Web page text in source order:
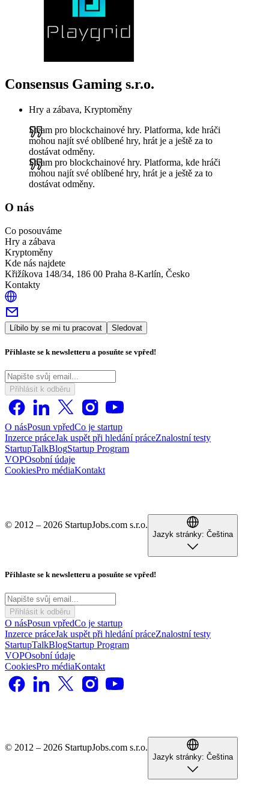
Consensus Gaming s.r.o.
Hry a zábava, Kryptoměny
Steam pro blockchainové hry. Platforma, kde hráči
mohou najít své oblíbené hry, hrát je a ještě za to
dostávat odměny.
Steam pro blockchainové hry. Platforma, kde hráči
mohou najít své oblíbené hry, hrát je a ještě za to
dostávat odměny.
O nás
Co posouváme
Hry a zábava
Kryptoměny
Kde nás najdete
Křižíkova 148/34, 186 00 Praha 8-Karlín, Česko
Kontakty
Líbilo by se mi tu pracovat Sledovat
Přihlaste se k newsletteru a posuňte se vpřed!
Přihlásit k odběru
O násPosun vpředCo je startup
Inzerce práceJak uspět při hledání práceZnalostní testy
StartupTalkBlogStartup Program
VOPOsobní údaje
CookiesPro médiaKontakt
© 2012 – 2026 StartupJobs.com s.r.o.
Jazyk stránky: Čeština
Přihlaste se k newsletteru a posuňte se vpřed!
Přihlásit k odběru
O násPosun vpředCo je startup
Inzerce práceJak uspět při hledání práceZnalostní testy
StartupTalkBlogStartup Program
VOPOsobní údaje
CookiesPro médiaKontakt
© 2012 – 2026 StartupJobs.com s.r.o.
Jazyk stránky: Čeština